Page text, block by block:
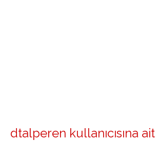
dtalperen kullanıcısına